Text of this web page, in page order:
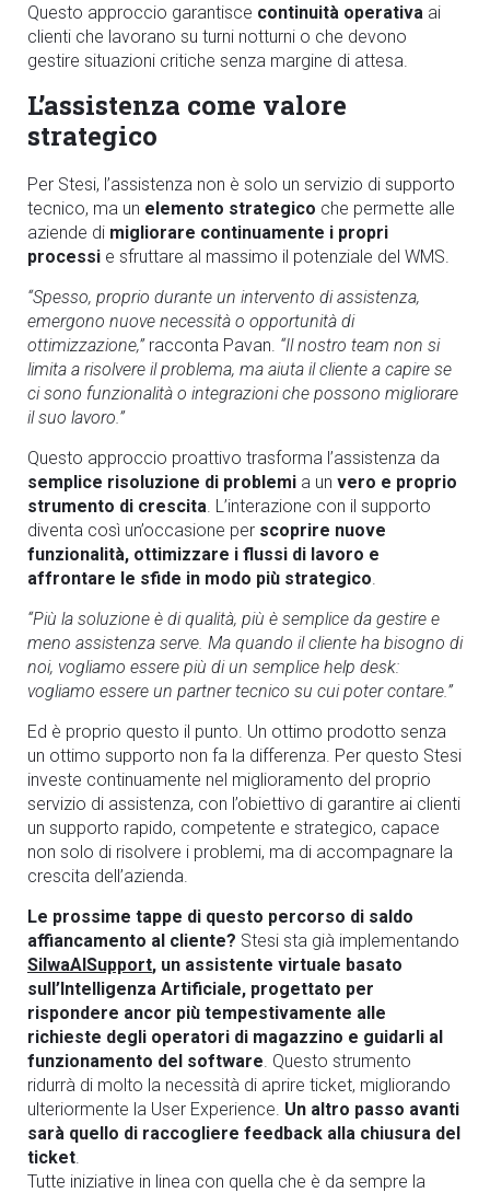
Questo approccio garantisce continuità operativa ai
clienti che lavorano su turni notturni o che devono
gestire situazioni critiche senza margine di attesa.
L’assistenza come valore
strategico
Per Stesi, l’assistenza non è solo un servizio di supporto
tecnico, ma un elemento strategico che permette alle
aziende di migliorare continuamente i propri
processi e sfruttare al massimo il potenziale del WMS.
“Spesso, proprio durante un intervento di assistenza,
emergono nuove necessità o opportunità di
ottimizzazione,”racconta Pavan. “Il nostro team non si
limita a risolvere il problema, ma aiuta il cliente a capire se
ci sono funzionalità o integrazioni che possono migliorare
il suo lavoro.”
Questo approccio proattivo trasforma l’assistenza da
semplice risoluzione di problemi a un vero e proprio
strumento di crescita . L’interazione con il supporto
diventa così un’occasione per scoprire nuove
funzionalità, ottimizzare i flussi di lavoro e
affrontare le sfide in modo più strategico
“Più la soluzione è di qualità, più è semplice da gestire e
meno assistenza serve. Ma quando il cliente ha bisogno di
noi, vogliamo essere più di un semplice help desk:
vogliamo essere un partner tecnico su cui poter contare.”
Ed è proprio questo il punto. Un ottimo prodotto senza
un ottimo supporto non fa la differenza. Per questo Stesi
investe continuamente nel miglioramento del proprio
servizio di assistenza, con l’obiettivo di garantire ai clienti
un supporto rapido, competente e strategico, capace
non solo di risolvere i problemi, ma di accompagnare la
crescita dell’azienda.
Le prossime tappe di questo percorso di saldo
affiancamento al cliente? Stesi sta già implementando
SilwaAISupport, un assistente virtuale basato
sull’Intelligenza Artificiale, progettato per
rispondere ancor più tempestivamente alle
richieste degli operatori di magazzino e guidarli al
funzionamento del software . Questo strumento
ridurrà di molto la necessità di aprire ticket, migliorando
ulteriormente la User Experience. Un altro passo avanti
sarà quello di raccogliere feedback alla chiusura del
ticket
Tutte iniziative in linea con quella che è da sempre la